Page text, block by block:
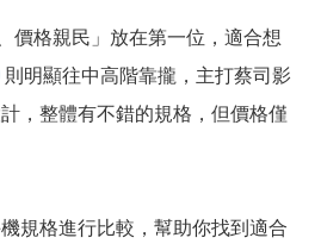
價格親民」放在第一位，適合想
則明顯往中高階靠攏，主打蔡司影
，整體有不錯的規格，但價格僅
規格進行比較，幫助你找到適合